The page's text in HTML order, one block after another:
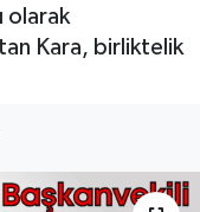
olarak
Kara, birliktelik